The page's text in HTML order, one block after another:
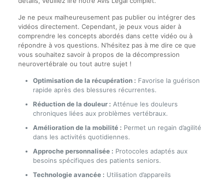
Je ne peux malheureusement pas publier ou intégrer des
vidéos directement. Cependant, je peux vous aider à
comprendre les concepts abordés dans cette vidéo ou à
répondre à vos questions. N’hésitez pas à me dire ce que
vous souhaitez savoir à propos de la décompression
neurovertébrale ou tout autre sujet !
Optimisation de la récupération : Favorise la guérison
rapide après des blessures récurrentes.
Réduction de la douleur : Atténue les douleurs
chroniques liées aux problèmes vertébraux.
Amélioration de la mobilité : Permet un regain d’agilité
dans les activités quotidiennes.
Approche personnalisée : Protocoles adaptés aux
besoins spécifiques des patients seniors.
Technologie avancée : Utilisation d’appareils